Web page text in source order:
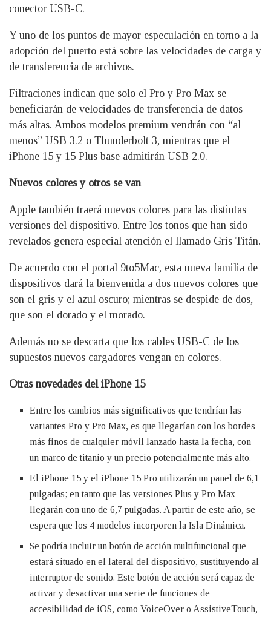
conector USB-C.
Y uno de los puntos de mayor especulación en torno a la
adopción del puerto está sobre las velocidades de carga y
de transferencia de archivos.
Filtraciones indican que solo el Pro y Pro Max se
beneficiarán de velocidades de transferencia de datos
más altas. Ambos modelos premium vendrán con “al
menos” USB 3.2 o Thunderbolt 3, mientras que el
iPhone 15 y 15 Plus base admitirán USB 2.0.
Nuevos colores y otros se van
Apple también traerá nuevos colores para las distintas
versiones del dispositivo. Entre los tonos que han sido
revelados genera especial atención el llamado Gris Titán.
De acuerdo con el portal 9to5Mac, esta nueva familia de
dispositivos dará la bienvenida a dos nuevos colores que
son el gris y el azul oscuro; mientras se despide de dos,
que son el dorado y el morado.
Además no se descarta que los cables USB-C de los
supuestos nuevos cargadores vengan en colores.
Otras novedades del iPhone 15
Entre los cambios más significativos que tendrían las
variantes Pro y Pro Max, es que llegarían con los bordes
más finos de cualquier móvil lanzado hasta la fecha, con
un marco de titanio y un precio potencialmente más alto.
El iPhone 15 y el iPhone 15 Pro utilizarán un panel de 6,1
pulgadas; en tanto que las versiones Plus y Pro Max
llegarán con uno de 6,7 pulgadas. A partir de este año, se
espera que los 4 modelos incorporen la Isla Dinámica.
Se podría incluir un botón de acción multifuncional que
estará situado en el lateral del dispositivo, sustituyendo al
interruptor de sonido. Este botón de acción será capaz de
activar y desactivar una serie de funciones de
accesibilidad de iOS, como VoiceOver o AssistiveTouch,